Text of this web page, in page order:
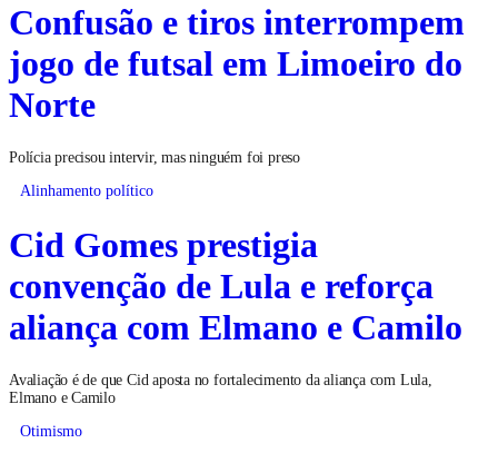
Confusão e tiros interrompem
jogo de futsal em Limoeiro do
Norte
Polícia precisou intervir, mas ninguém foi preso
Alinhamento político
Cid Gomes prestigia
convenção de Lula e reforça
aliança com Elmano e Camilo
Avaliação é de que Cid aposta no fortalecimento da aliança com Lula,
Elmano e Camilo
Otimismo